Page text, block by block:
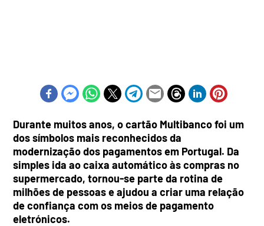
Durante muitos anos, o cartão Multibanco foi um
dos símbolos mais reconhecidos da
modernização dos pagamentos em Portugal. Da
simples ida ao caixa automático às compras no
supermercado, tornou-se parte da rotina de
milhões de pessoas e ajudou a criar uma relação
de confiança com os meios de pagamento
eletrónicos.